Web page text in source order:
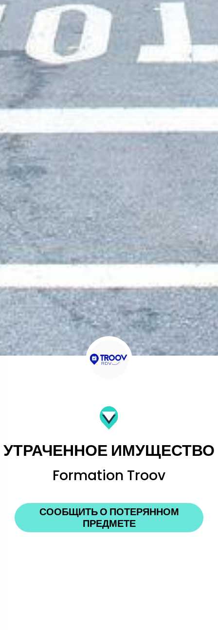
УТРАЧЕННОЕ ИМУЩЕСТВО
Formation Troov
СООБЩИТЬ О ПОТЕРЯННОМ
ПРЕДМЕТЕ